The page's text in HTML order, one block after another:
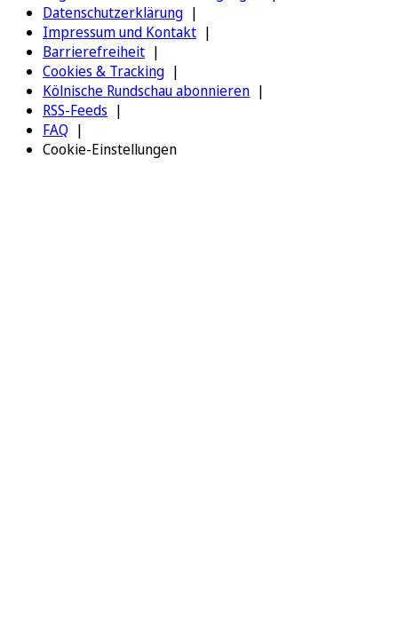
Datenschutzerklärung
Impressum und Kontakt
Barrierefreiheit
Cookies & Tracking
Kölnische Rundschau abonnieren
RSS-Feeds
FAQ
Cookie-Einstellungen